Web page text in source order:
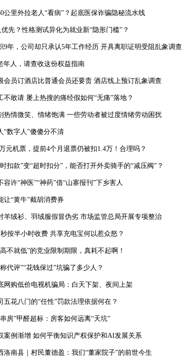
公里外拉老人“看病”？起底医保诈骗隐秘流水线
优先？性格测试异化为就业新“隐形门槛”？
9年，公司却只承认5年工作经历 开具离职证明受阻乱象调查
年人，请查收这份权益指南
会员订酒店比普通会员还要贵 酒店线上预订乱象调查
不敢请 屡上热搜的痛经假如何“无痛”落地？
热情微笑、情绪饱满 一些劳动者被过度情绪劳动困扰
“数字人”傻傻分不清
元机票，提前4个月退票仍被扣1.4万！合理吗？
扣款”变“超时扣分”，能否打开外卖骑手的“减压阀”？
容许“神医”“神药”借“山寨报刊”下乡害人
让“黄牛”截胡消费券
羊绒衫、羽绒服假冒伪劣 市场监管总局开展专项整治
按半小时收费 共享充电宝何以惹众怒？
不就低”的竞业限制期限，真耗不起啊！
代评”“花钱保过”坑骗了多少人？
网购低价电视机骗局：白天下架、夜间上架
五花八门的“任性”罚款法理依据何在？
房”甲醛超标：房客如何远离“天坑”
案例渐增 如何平衡知识产权保护和AI发展关系
洛南县｜村民董德盈：我们“董家院子”的前世今生